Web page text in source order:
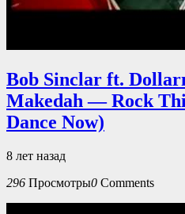
Bob Sinclar ft.
Makedah — Rock
Dance Now)
8 лет назад
296 Просмотры0 Comments